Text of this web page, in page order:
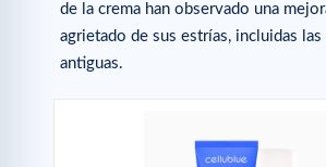
de la crema han observado una
agrietado de sus estrías, incluidas las
antiguas.